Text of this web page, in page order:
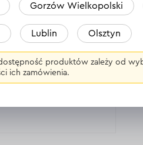
i
30.01.2025
Działa rewelacyjnie.
Gorzów Wielkopolski
Lublin Olsztyn
produktów zależy od
ich zamówienia.